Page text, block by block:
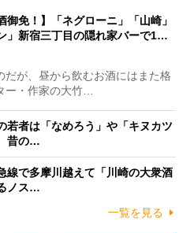
御免！】「ネグローニ」「山崎」
」新宿三丁目の隠れ家バーで1…
が、昼から飲むお酒にはまた格
・作家の大竹…
若者は「なめろう」や「キヌカツ
昔の…
線で多摩川越えて「川崎の大衆酒
ノス…
一覧を見る